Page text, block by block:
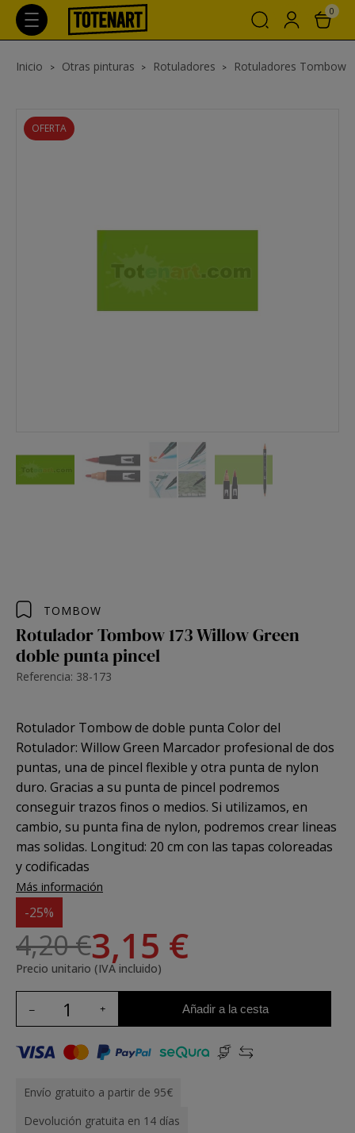
0
Inicio Otras pinturas Rotuladores Rotuladores Tombow
OFERTA
TOMBOW
Rotulador Tombow 173 Willow Green
doble punta pincel
Referencia: 38-173
Rotulador Tombow de doble punta Color del
Rotulador: Willow Green Marcador profesional de dos
puntas, una de pincel flexible y otra punta de nylon
duro. Gracias a su punta de pincel podremos
conseguir trazos finos o medios. Si utilizamos, en
cambio, su punta fina de nylon, podremos crear lineas
mas solidas. Longitud: 20 cm con las tapas coloreadas
y codificadas
Más información
-25%
4,20 €3,15 €
Precio unitario (IVA incluido)
Añadir a la cesta
Envío gratuito a partir de 95€
Devolución gratuita en 14 días